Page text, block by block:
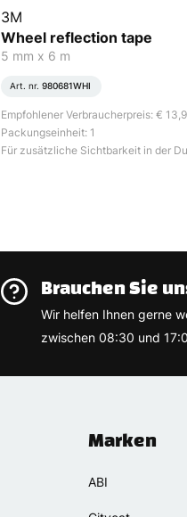
3M
Wheel reflection tape
5 mm x 6 m
Art. nr. 980681WHI
Empfohlener Verbraucherpreis: €
Packungseinheit: 1
Für zusätzliche Sichtbarkeit in der
Brauchen Sie
Wir helfen Ihnen gerne
zwischen 08:30 und
Marken
ABI